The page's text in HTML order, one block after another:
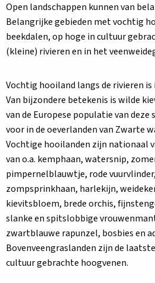
Open landschappen kunnen van
Belangrijke gebieden met vochtig
beekdalen, op hoge in cultuur
(kleine) rivieren en in het
Vochtig hooiland langs de rivieren
Van bijzondere betekenis is wilde
van de Europese populatie van
voor in de oeverlanden van Zwarte
Vochtige hooilanden zijn nationaal
van o.a. kemphaan, watersnip,
pimpernelblauwtje, rode
zompsprinkhaan, harlekijn,
kievitsbloem, brede orchis,
slanke en spitslobbige
zwartblauwe rapunzel, bosbies en
Bovenveengraslanden zijn de
cultuur gebrachte hoogvenen.